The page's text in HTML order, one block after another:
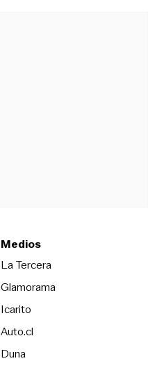
Medios
La TerceraOpens in new
Glamorama
Icarito
Auto.cl
DunaOpens in new window